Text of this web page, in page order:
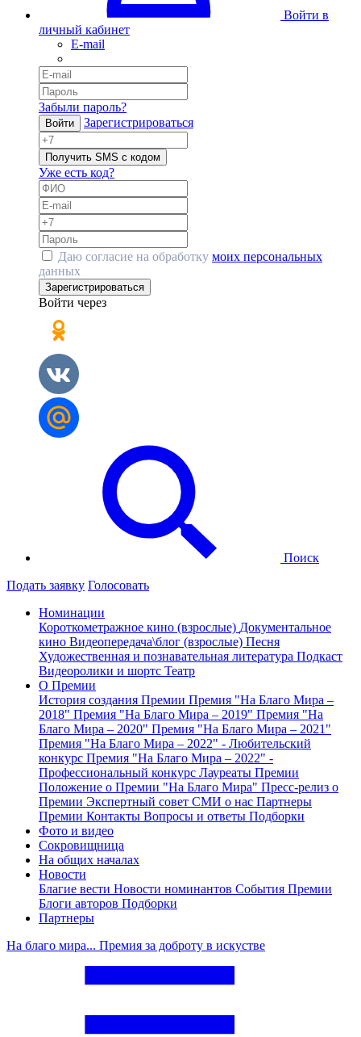
Войти в
личный кабинет
E-mail
Забыли пароль?
Войти Зарегистрироваться
Получить SMS с кодом
Уже есть код?
Даю согласие на обработку моих персональных
данных
Зарегистрироваться
Войти через
Поиск
Подать заявку Голосовать
Номинации
Короткометражное кино (взрослые) Документальное
кино Видеопередача\блог (взрослые) Песня
Художественная и познавательная литература Подкаст
Видеоролики и шортс Театр
О Премии
История создания Премии Премия "На Благо Мира –
2018" Премия "На Благо Мира – 2019" Премия "На
Благо Мира – 2020" Премия "На Благо Мира – 2021"
Премия "На Благо Мира – 2022" - Любительский
конкурс Премия "На Благо Мира – 2022" -
Профессиональный конкурс Лауреаты Премии
Положение о Премии "На Благо Мира" Пресс-релиз о
Премии Экспертный совет СМИ о нас Партнеры
Премии Контакты Вопросы и ответы Подборки
Фото и видео
Сокровищница
На общих началах
Новости
Благие вести Новости номинантов События Премии
Блоги авторов Подборки
Партнеры
На благо мира... Премия за доброту в искустве